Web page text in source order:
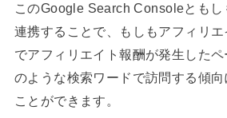
このGoogle Search Consoleともし
連携することで、もしもアフィリ
でアフィリエイト報酬が発生した
のような検索ワードで訪問する傾
ことができます。